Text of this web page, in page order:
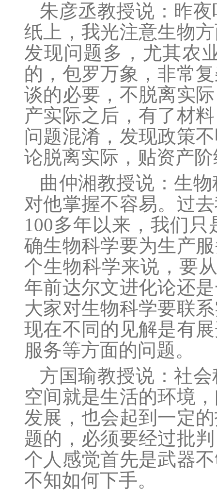
朱彦丞教授说：昨
纸上，我光注意生物
发现问题多，尤其农
的，包罗万象，非常
谈的必要，不脱离实
产实际之后，有了材
问题混淆，发现政策
论脱离实际，贴资产
曲仲湘教授说：生
对他掌握不容易。过
100多年以来，我们
确生物科学要为生产
个生物科学来说，要
年前达尔文进化论还
大家对生物科学要联
现在不同的见解是有
服务等方面的问题。
方国瑜教授说：社
空间就是生活的环境
发展，也会起到一定
题的，必须要经过批
个人感觉首先是武器
不知如何下手。